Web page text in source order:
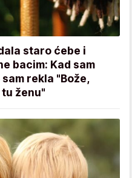
staro ćebe i
bacim: Kad sam
rekla "Bože,
ženu"